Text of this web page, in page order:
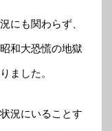
にも関わらず、
和大恐慌の地獄
ました。
況にいることす